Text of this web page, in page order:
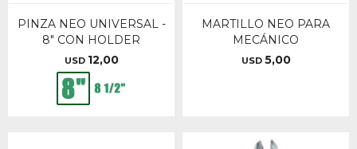
PINZA NEO UNIVERSAL -
8" CON HOLDER
USD 12,00
MARTILLO NEO PARA
MECÁNICO
USD 5,00